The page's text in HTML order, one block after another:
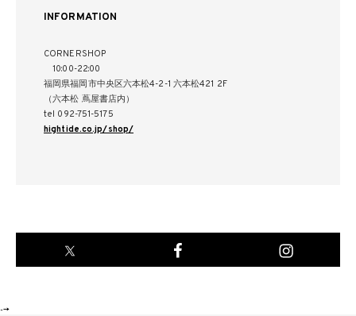
INFORMATION
CORNERSHOP
10:00-22:00
福岡県福岡市中央区六本松4-2-1 六本松421 2F
（六本松 蔦屋書店内）
tel 092-751-5175
hightide.co.jp/shop/
-->